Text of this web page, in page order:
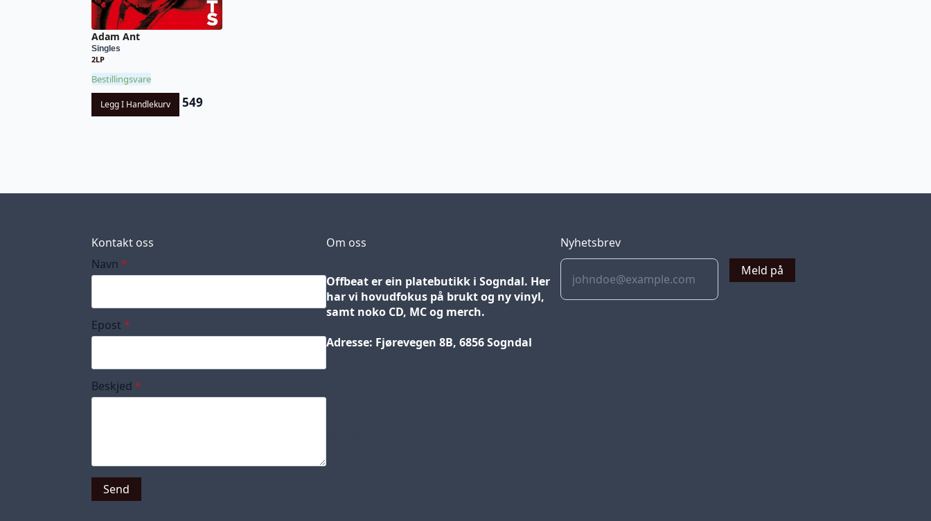
Adam Ant
Singles
2LP
Bestillingsvare
Legg I Handlekurv 549
Kontakt oss
Navn *
Epost *
Beskjed *
Send
Om oss
Offbeat er ein platebutikk i Sogndal. Her
har vi hovudfokus på brukt og ny vinyl,
samt noko CD, MC og merch.
Adresse: Fjørevegen 8B, 6856 Sogndal
Blog
Nyhetsbrev
Meld på